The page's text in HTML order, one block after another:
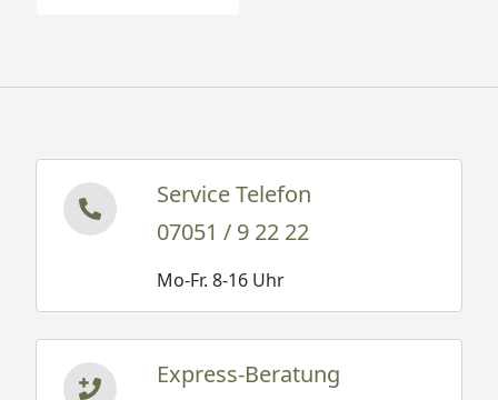
Service Telefon
07051 / 9 22 22
Mo-Fr. 8-16 Uhr
Express-Beratung